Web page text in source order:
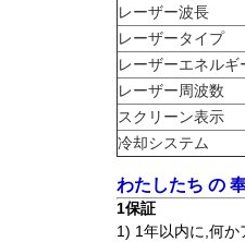
レーザー波長
レーザータイプ
レーザーエネルギ
レーザー周波数
スクリーン表示
冷却システム
わたしたち の
1保証
1) 1年以内に,何か